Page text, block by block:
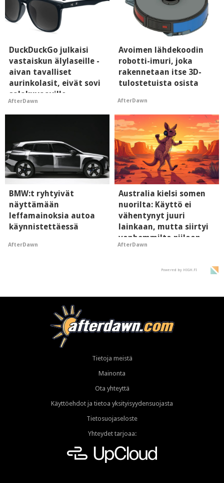
DuckDuckGo julkaisi
vastaiskun älylaseille -
aivan tavalliset
aurinkolasit, eivät sovi
salakuvaaville
hyypiöille
AfterDawn
Avoimen lähdekoodin
robotti-imuri, joka
rakennetaan itse 3D-
tulostetuista osista
AfterDawn
BMW:t ryhtyivät
näyttämään
leffamainoksia autoa
käynnistettäessä
AfterDawn
Australia kielsi somen
nuorilta: Käyttö ei
vähentynyt juuri
lainkaan, mutta siirtyi
vanhemmilta piiloon
AfterDawn
Powered by HIGH.FI
Tietoja meistä
Mainonta
Ota yhteyttä
Käyttöehdot ja tietoa yksityisyydensuojasta
Tietosuojaseloste
Yhteydet tarjoaa: